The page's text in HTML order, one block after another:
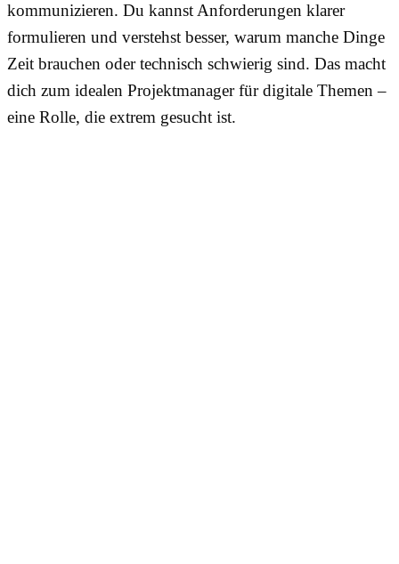
kommunizieren. Du kannst Anforderungen klarer
formulieren und verstehst besser, warum manche Dinge
Zeit brauchen oder technisch schwierig sind. Das macht
dich zum idealen Projektmanager für digitale Themen –
eine Rolle, die extrem gesucht ist.